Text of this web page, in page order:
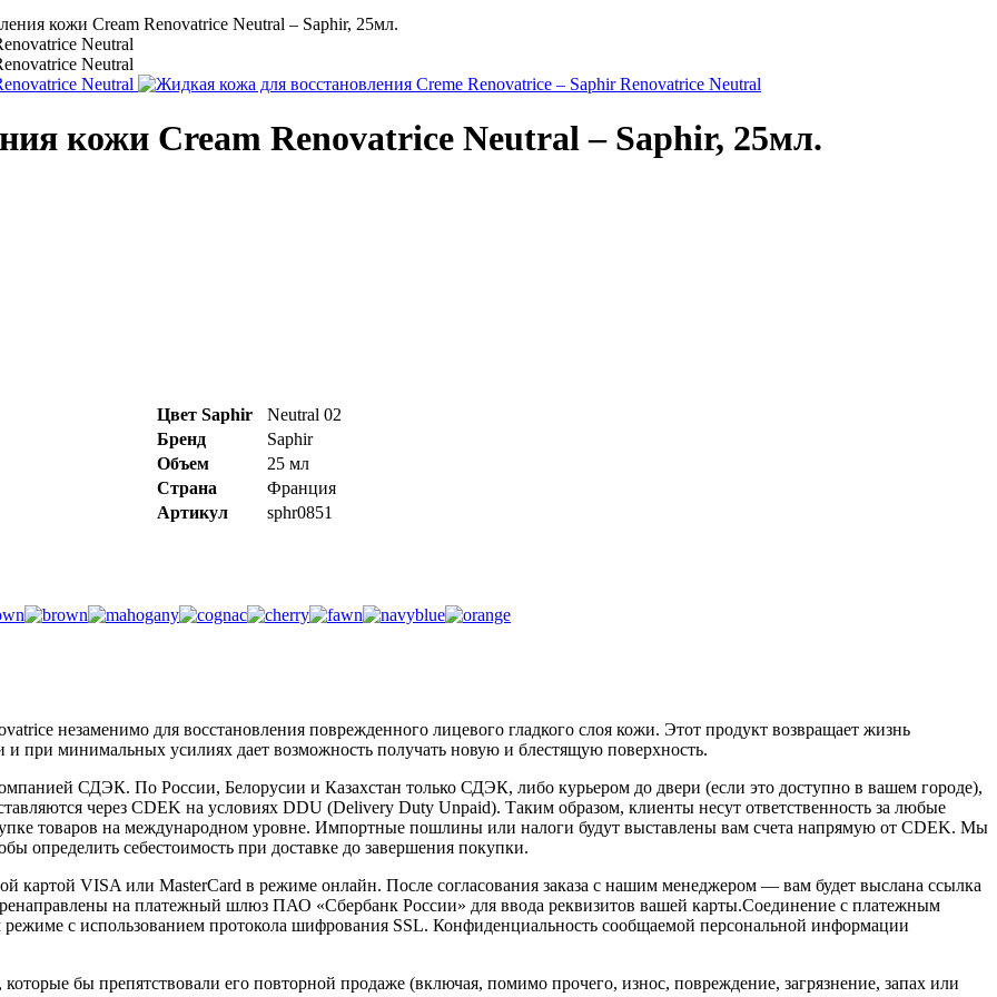
кожи Cream Renovatrice Neutral – Saphir, 25мл.
кожи Cream Renovatrice Neutral – Saphir, 25мл.
Цвет Saphir
Neutral 02
Бренд
Saphir
Объем
25 мл
Страна
Франция
Артикул
sphr0851
незаменимо для восстановления поврежденного лицевого гладкого слоя кожи. Этот продукт возвращает жизнь
при минимальных усилиях дает возможность получать новую и блестящую поверхность.
СДЭК. По России, Белорусии и Казахстан только СДЭК, либо курьером до двери (если это доступно в вашем городе),
через CDEK на условиях DDU (Delivery Duty Unpaid). Таким образом, клиенты несут ответственность за любые
товаров на международном уровне. Импортные пошлины или налоги будут выставлены вам счета напрямую от CDEK. Мы
определить себестоимость при доставке до завершения покупки.
картой VISA или MasterCard в режиме онлайн. После согласования заказа с нашим менеджером — вам будет выслана ссылка
на платежный шлюз ПАО «Сбербанк России» для ввода реквизитов вашей карты.Соединение с платежным
с использованием протокола шифрования SSL. Конфиденциальность сообщаемой персональной информации
бы препятствовали его повторной продаже (включая, помимо прочего, износ, повреждение, загрязнение, запах или